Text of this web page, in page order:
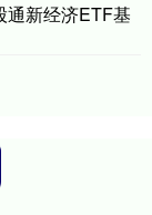
通新经济ETF基